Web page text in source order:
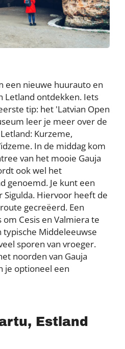
een nieuwe huurauto en
Letland ontdekken. Iets
tip: het 'Latvian Open
leer je meer over de
Kurzeme,
In de middag kom
van het mooie Gauja
ook wel het
genoemd. Je kunt een
Hiervoor heeft de
gecreëerd. Een
Cesis en Valmiera te
typische Middeleeuwse
sporen van vroeger.
noorden van Gauja
je optioneel een
Estland